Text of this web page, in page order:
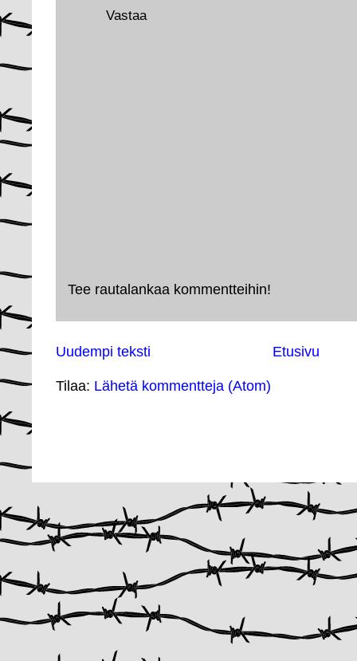
Vastaa
Tee rautalankaa kommentteihin!
Uudempi teksti Etusivu
Tilaa: Lähetä kommentteja (Atom)